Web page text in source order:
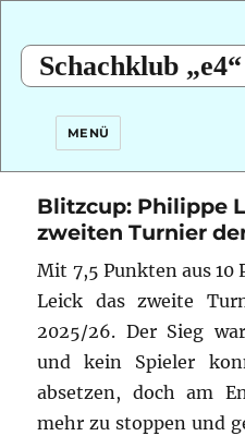
Schachklub
MENÜ
Blitzcup: Philippe
zweiten Turnier
Mit 7,5 Punkten aus 10
Leick das zweite
2025/26. Der Sieg
und kein Spieler
absetzen, doch am
mehr zu stoppen und